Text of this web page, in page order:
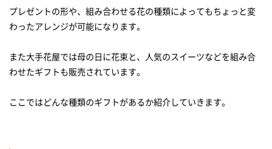
プレゼントの形や、組み合わせる花の種類によってもちょっと変
わったアレンジが可能になります。
また大手花屋では母の日に花束と、人気のスイーツなどを組み合
わせたギフトも販売されています。
ここではどんな種類のギフトがあるか紹介していきます。